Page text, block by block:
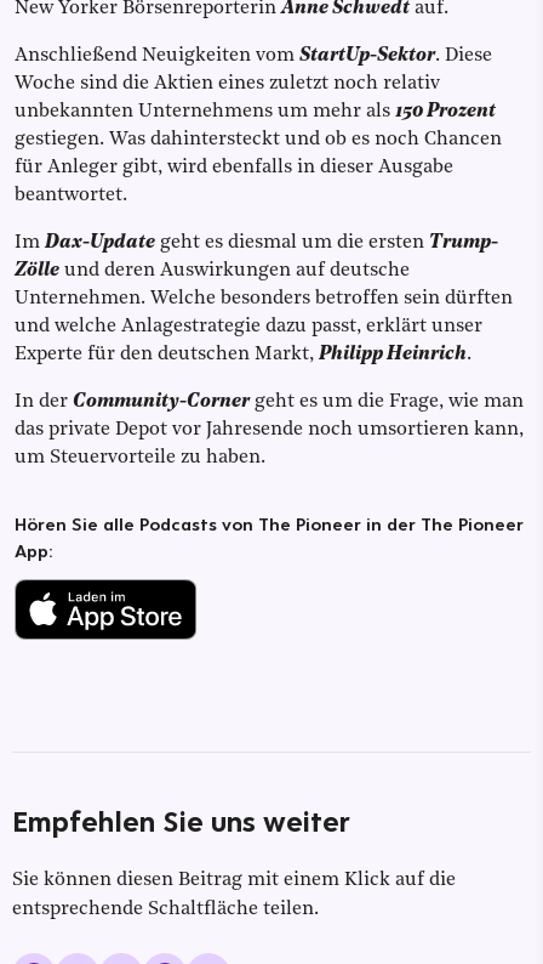
New Yorker BörsenreporterinAnne Schwedt auf.
Anschließend Neuigkeiten vom StartUp-Sektor. Diese
Woche sind die Aktien eines zuletzt noch relativ
unbekannten Unternehmens um mehr als 150 Prozent
gestiegen. Was dahintersteckt und ob es noch Chancen
für Anleger gibt, wird ebenfalls in dieser Ausgabe
beantwortet.
ImDax-Update geht es diesmal um die ersten Trump-
Zölle und deren Auswirkungen auf deutsche
Unternehmen. Welche besonders betroffen sein dürften
und welche Anlagestrategie dazu passt, erklärt unser
Experte für den deutschen Markt,Philipp Heinrich.
In der Community-Cornergeht es um die Frage, wie man
das private Depot vor Jahresende noch umsortieren kann,
um Steuervorteile zu haben.
Hören Sie alle Podcasts von The Pioneer in der The Pioneer
App:
Empfehlen Sie uns weiter
Sie können diesen Beitrag mit einem Klick auf die
entsprechende Schaltfläche teilen.